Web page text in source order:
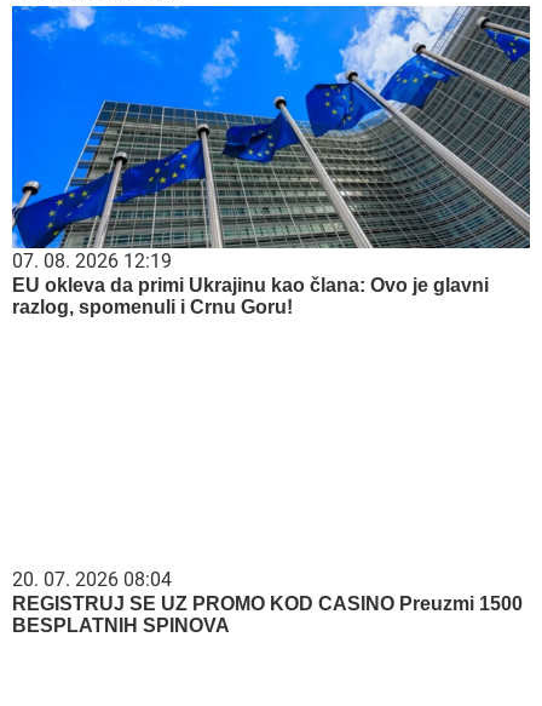
07. 08. 2026 12:19
EU okleva da primi Ukrajinu kao člana: Ovo je glavni
razlog, spomenuli i Crnu Goru!
20. 07. 2026 08:04
REGISTRUJ SE UZ PROMO KOD CASINO Preuzmi 1500
BESPLATNIH SPINOVA